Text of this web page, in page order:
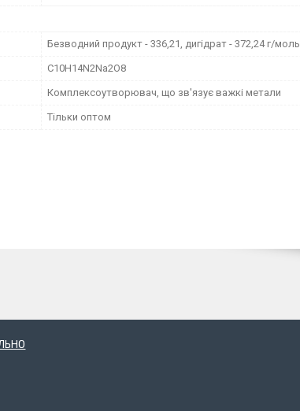
Безводний продукт - 336,21, дигідрат - 372,24 г/моль
C10H14N2Na2O8
Комплексоутворювач, що зв'язує важкі метали
Тільки оптом